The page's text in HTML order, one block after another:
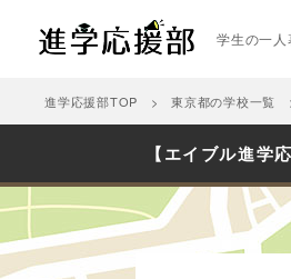
学生の一人
進学応援部TOP 東京都の学校一覧
【エイブル進学